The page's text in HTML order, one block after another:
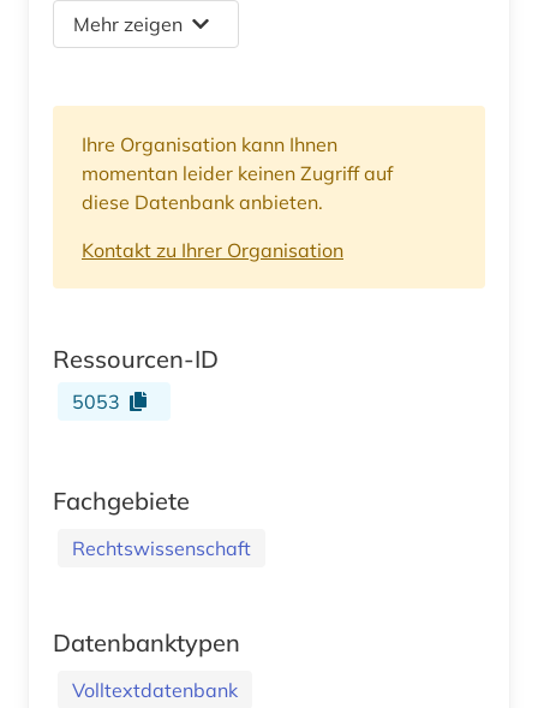
Mehr zeigen
Ihre Organisation kann Ihnen
momentan leider keinen Zugriff auf
diese Datenbank anbieten.
Kontakt zu Ihrer Organisation
Ressourcen-ID
5053
Fachgebiete
Rechtswissenschaft
Datenbanktypen
Volltextdatenbank